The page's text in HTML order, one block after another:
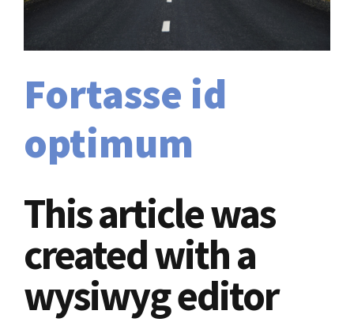
Fortasse id
optimum
This article was
created with a
wysiwyg editor